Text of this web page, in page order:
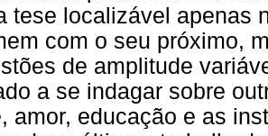
tese localizável apenas
com o seu próximo,
de amplitude
a se indagar sobre
amor, educação e as